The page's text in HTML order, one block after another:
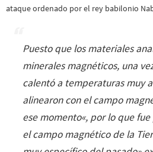
ataque ordenado por el rey babilonio
Puesto que los materiales
minerales magnéticos, una
calentó a temperaturas muy
alinearon con el campo
ese momento«, por lo que fue
el campo magnético de la